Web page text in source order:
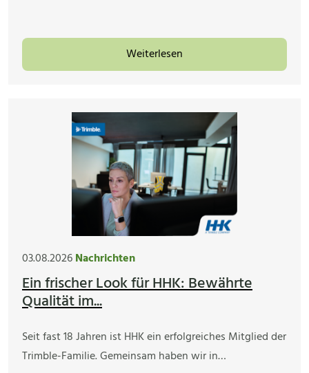
Weiterlesen
03.08.2026Nachrichten
Ein frischer Look für HHK: Bewährte
Qualität im...
Seit fast 18 Jahren ist HHK ein erfolgreiches Mitglied der
Trimble-Familie. Gemeinsam haben wir in…